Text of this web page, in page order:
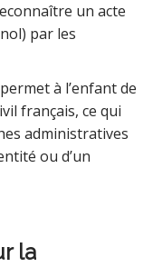
un acte
par les
à l’enfant de
français, ce qui
administratives
ou d’un
la